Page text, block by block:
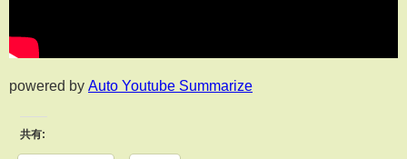
powered by Auto Youtube Summarize
共有: